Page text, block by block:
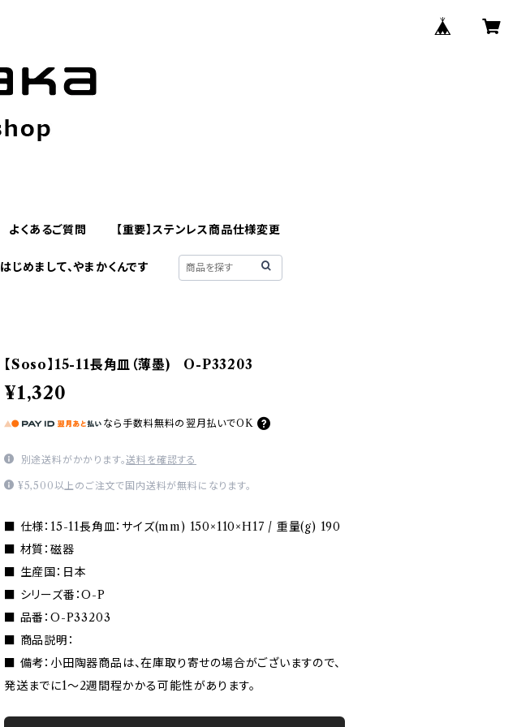
よくあるご質問 【重要】ステンレス商品仕様変更
はじめまして、やまかくんです
【Soso】15-11長角皿（薄墨) O-P33203
¥1,320
なら 手数料無料の 翌月払いでOK
別途送料がかかります。送料を確認する
¥5,500以上のご注文で国内送料が無料になります。
■ 仕様：15-11長角皿：サイズ(mm) 150×110×H17 / 重量(g) 190
■ 材質：磁器
■ 生産国：日本
■ シリーズ番：O-P
■ 品番：O-P33203
■ 商品説明：
■ 備考：小田陶器商品は、在庫取り寄せの場合がございますので、
発送までに1〜2週間程かかる可能性があります。